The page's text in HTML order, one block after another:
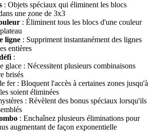
: Objets spéciaux qui éliminent les blocs
une zone de 3x3
: Éliminent tous les blocs d'une couleur
ligne : Suppriment instantanément des lignes
entières
:
glace : Nécessitent plusieurs combinaisons
brisés
fer : Bloquent l'accès à certaines zones jusqu'à
soient éliminées
: Révèlent des bonus spéciaux lorsqu'ils
: Enchaînez plusieurs éliminations pour
augmentant de façon exponentielle